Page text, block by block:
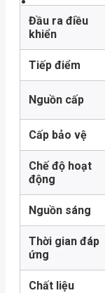
Đầu ra điều
khiển
Tiếp điểm
Nguồn cấp
Cấp bảo vệ
Chế độ hoạt
động
Nguồn sáng
Thời gian đáp
ứng
Chất liệu